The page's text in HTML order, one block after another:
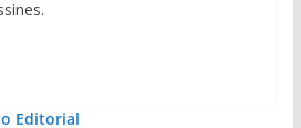
Editorial